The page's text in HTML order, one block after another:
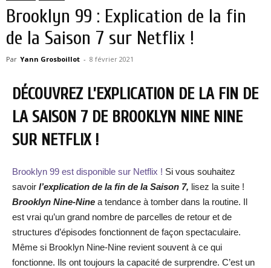
Brooklyn 99 : Explication de la fin
de la Saison 7 sur Netflix !
Par Yann Grosboillot - 8 février 2021
DÉCOUVREZ L’EXPLICATION DE LA FIN DE
LA SAISON 7 DE BROOKLYN NINE NINE
SUR NETFLIX !
Brooklyn 99 est disponible sur Netflix ! Si vous souhaitez
savoir l’explication de la fin de la Saison 7, lisez la suite !
Brooklyn Nine-Nine a tendance à tomber dans la routine. Il
est vrai qu’un grand nombre de parcelles de retour et de
structures d’épisodes fonctionnent de façon spectaculaire.
Même si Brooklyn Nine-Nine revient souvent à ce qui
fonctionne. Ils ont toujours la capacité de surprendre. C’est un